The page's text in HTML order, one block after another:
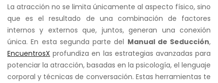
La atracción no se limita únicamente al aspecto físico, sino
que es el resultado de una combinación de factores
internos y externos que, juntos, generan una conexión
única. En esta segunda parte del Manual de Seducción,
EncuentrosX profundiza en las estrategias avanzadas para
potenciar la atracción, basadas en la psicología, el lenguaje
corporal y técnicas de conversación. Estas herramientas te